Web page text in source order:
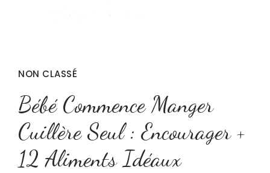
NON CLASSÉ
Bébé Commence Manger
Cuillère Seul : Encourager +
12 Aliments Idéaux